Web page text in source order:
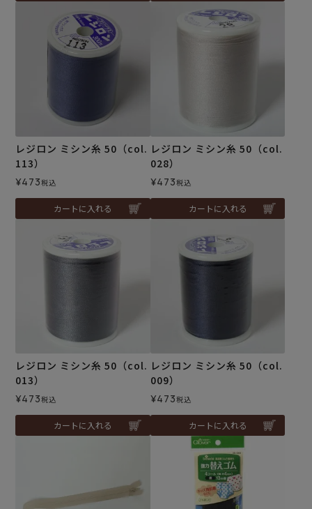
レジロン ミシン糸 50（col.
113）
¥473税込
カートに入れる
レジロン ミシン糸 50（col.
028）
¥473税込
カートに入れる
レジロン ミシン糸 50（col.
013）
¥473税込
カートに入れる
レジロン ミシン糸 50（col.
009）
¥473税込
カートに入れる